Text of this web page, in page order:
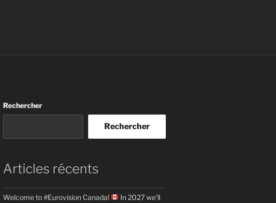
Rechercher
Rechercher
Articles récents
Welcome to #Eurovision Canada!
In 2027 we’ll